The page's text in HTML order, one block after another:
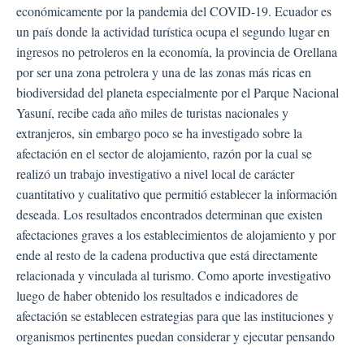
económicamente por la pandemia del COVID-19. Ecuador es
un país donde la actividad turística ocupa el segundo lugar en
ingresos no petroleros en la economía, la provincia de Orellana
por ser una zona petrolera y una de las zonas más ricas en
biodiversidad del planeta especialmente por el Parque Nacional
Yasuní, recibe cada año miles de turistas nacionales y
extranjeros, sin embargo poco se ha investigado sobre la
afectación en el sector de alojamiento, razón por la cual se
realizó un trabajo investigativo a nivel local de carácter
cuantitativo y cualitativo que permitió establecer la información
deseada. Los resultados encontrados determinan que existen
afectaciones graves a los establecimientos de alojamiento y por
ende al resto de la cadena productiva que está directamente
relacionada y vinculada al turismo. Como aporte investigativo
luego de haber obtenido los resultados e indicadores de
afectación se establecen estrategias para que las instituciones y
organismos pertinentes puedan considerar y ejecutar pensando